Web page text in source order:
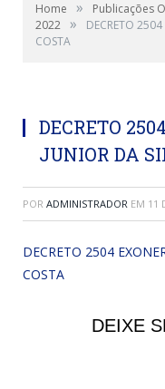
Home » Publicações
2022 »
DECRETO
COSTA
DECRETO
JUNIOR DA
POR ADMINISTRADOR EM 11
DECRETO 2504
COSTA
DEIXE